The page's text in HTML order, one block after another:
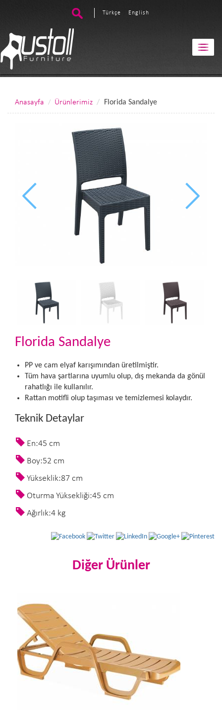
Türkçe English
Anasayfa Ürünlerimiz Florida Sandalye
Florida Sandalye
PP ve cam elyaf karışımından üretilmiştir.
Tüm hava şartlarına uyumlu olup, dış mekanda da gönül
rahatlığı ile kullanılır.
Rattan motifli olup taşıması ve temizlemesi kolaydır.
Teknik Detaylar
En:45 cm
Boy:52 cm
Yükseklik:87 cm
Oturma Yüksekliği:45 cm
Ağırlık:4 kg
Diğer Ürünler